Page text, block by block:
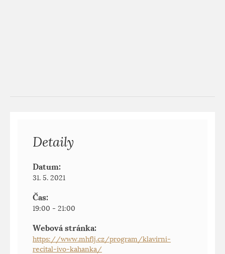
Detaily
Datum:
31. 5. 2021
Čas:
19:00 - 21:00
Webová stránka:
https://www.mhflj.cz/program/klavirni-
recital-ivo-kahanka/